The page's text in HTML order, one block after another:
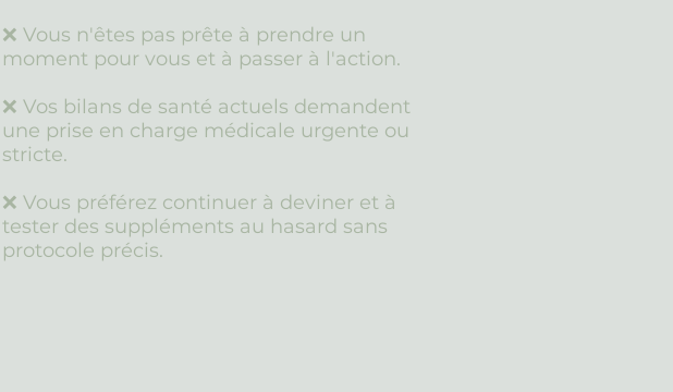
❌ Vous n'êtes pas prête à prendre un
moment pour vous et à passer à l'action.
❌ Vos bilans de santé actuels demandent
une prise en charge médicale urgente ou
stricte.
❌ Vous préférez continuer à deviner et à
tester des suppléments au hasard sans
protocole précis.